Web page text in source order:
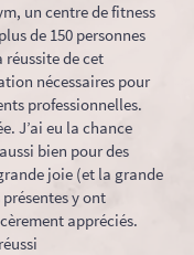
un centre de fitness
de 150 personnes
réussite de cet
nécessaires pour
professionnelles.
J’ai eu la chance
bien pour des
joie (et la grande
y ont
appréciés.